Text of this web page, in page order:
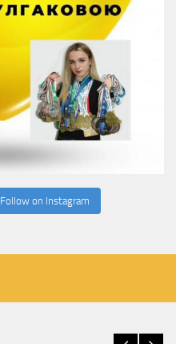
Follow on Instagram